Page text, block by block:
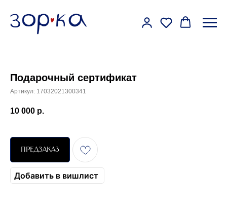
Подарочный сертификат
Артикул: 17032021300341
10 000 р.
ПРЕДЗАКАЗ
Добавить в вишлист